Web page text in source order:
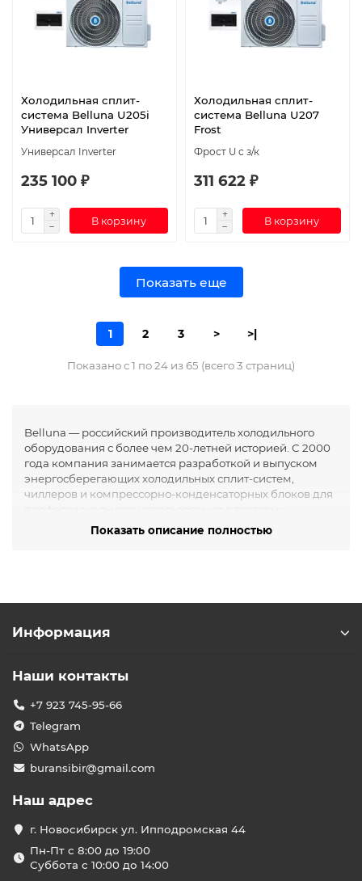
Холодильная сплит-
система Belluna U205i
Универсал Inverter
Универсал Inverter
235 100 ₽
В корзину
Холодильная сплит-
система Belluna U207
Frost
Фрост U с з/к
311 622 ₽
В корзину
Показать еще
1 2 3 > >|
Показано с 1 по 24 из 65 (всего 3 страниц)
Belluna — российский производитель холодильного
оборудования с более чем 20-летней историей. С 2000
года компания занимается разработкой и выпуском
энергосберегающих холодильных сплит-систем,
чиллеров и компрессорно-конденсаторных блоков для
складских, агропромышленных и производственных
качества на каждом этапе. Это делает продукцию
Преимущества холодильных
✅ Широкий модельный ряд: в ассортименте
Оборудование подходит для температур от +20 до
–25 °C.
✅ Собственная автоматика: уникальные решения
условия объекта и оптимизировать
✅ Надёжность и безопасность: наличие защит от
перегрузок, перегрева и утечек хладагента
обеспечивает стабильную работу даже при
Показать описание полностью
Информация
Наши контакты
+7 923 745-95-66
Telegram
WhatsApp
buransibir@gmail.com
Наш адрес
г. Новосибирск ул. Ипподромская 44
Пн-Пт с 8:00 до 19:00
Суббота с 10:00 до 14:00